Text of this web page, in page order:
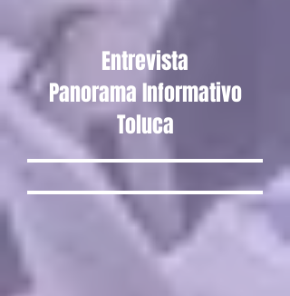
Entrevista
Panorama Informativo
Toluca